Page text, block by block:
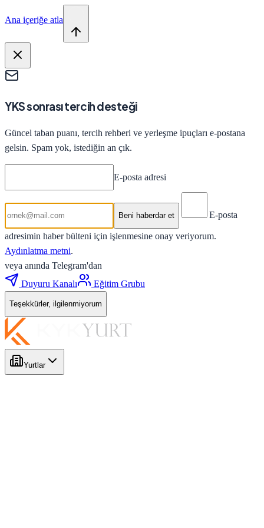
Ana içeriğe atla
YKS sonrası tercih desteği
Güncel taban puanı, tercih rehberi ve yerleşme ipuçları e-postana
gelsin. Spam yok, istediğin an çık.
E-posta adresi
Beni haberdar et E-posta
adresimin haber bülteni için işlenmesine onay veriyorum.
Aydınlatma metni.
veya anında Telegram'dan
Duyuru Kanalı
Eğitim Grubu
Teşekkürler, ilgilenmiyorum
Yurtlar